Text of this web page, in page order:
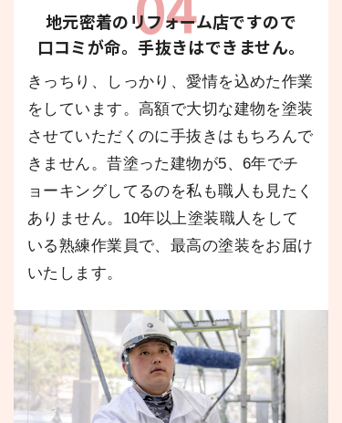
地元密着のリフォーム店ですので
口コミが命。手抜きはできません。
きっちり、しっかり、愛情を込めた作業
をしています。高額で大切な建物を塗装
させていただくのに手抜きはもちろんで
きません。昔塗った建物が5、6年でチ
ョーキングしてるのを私も職人も見たく
ありません。10年以上塗装職人をして
いる熟練作業員で、最高の塗装をお届け
いたします。